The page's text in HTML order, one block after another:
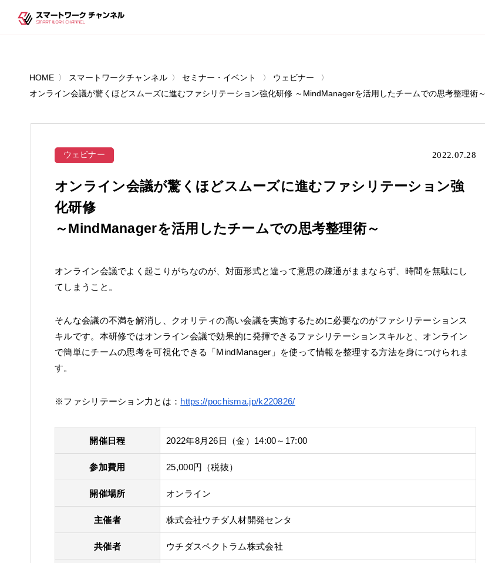
HOME スマートワークチャンネル セミナー・イベント
ウェビナー
オンライン会議が驚くほどスムーズに進むファシリテーション強化研修 ～MindManagerを活用したチームでの思考整理術～
ウェビナー 2022.07.28
オンライン会議が驚くほどスムーズに進むファシリテーション強
化研修
～MindManagerを活用したチームでの思考整理術～
オンライン会議でよく起こりがちなのが、対面形式と違って意思の疎通がままならず、時間を無駄にし
てしまうこと。
そんな会議の不満を解消し、クオリティの高い会議を実施するために必要なのがファシリテーションス
キルです。本研修ではオンライン会議で効果的に発揮できるファシリテーションスキルと、オンライン
で簡単にチームの思考を可視化できる「MindManager」を使って情報を整理する方法を身につけられま
す。
※ファシリテーション力とは： https://pochisma.jp/k220826/
開催日程 2022年8月26日（金）14:00～17:00
参加費用 25,000円（税抜）
開催場所 オンライン
主催者 株式会社ウチダ人材開発センタ
共催者 ウチダスペクトラム株式会社